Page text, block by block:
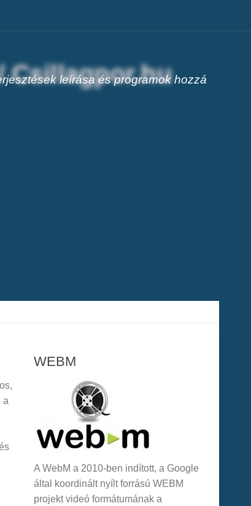
leírása és programok hozzá
a
WEBM
A WebM a 2010-ben indított, a Google
által koordinált nyílt forrású WEBM
projekt videó formátumának a